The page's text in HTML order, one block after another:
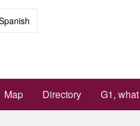
Map Directory G1,